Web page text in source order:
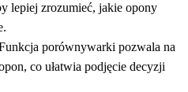
lepiej zrozumieć, jakie opony
porównywarki pozwala na
co ułatwia podjęcie decyzji